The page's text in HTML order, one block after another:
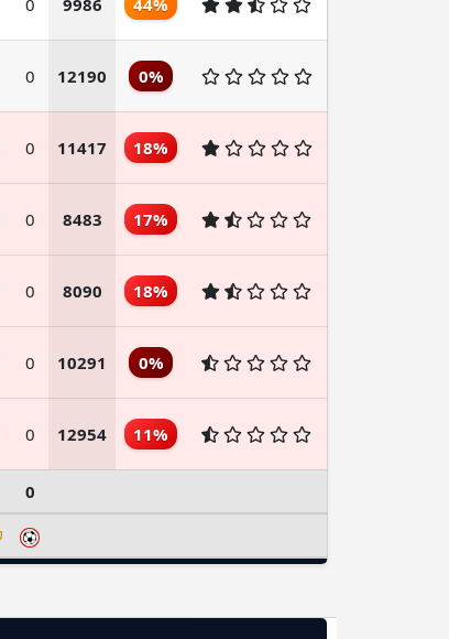
0 9986 44%
0 12190 0%
0 11417 18%
0 8483 17%
0 8090 18%
0 10291 0%
0 12954 11%
0